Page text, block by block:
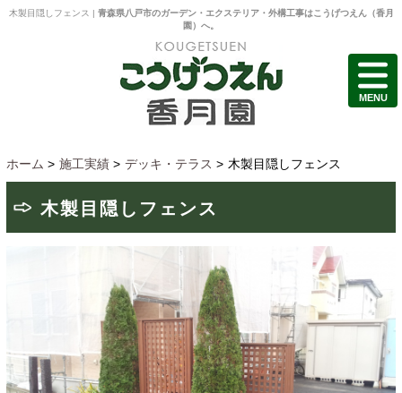
木製目隠しフェンス | 青森県八戸市のガーデン・エクステリア・外構工事はこうげつえん（香月
園）へ。
ホーム > 施工実績 > デッキ・テラス > 木製目隠しフェンス
木製目隠しフェンス
MENU